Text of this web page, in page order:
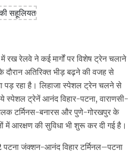
में रख रेलवे ने कई मार्गों पर विशेष ट्रेन चलाने
के दौरान अतिरिक्त भीड़ बढ़ने की वजह से
पड़ रहा है। लिहाजा स्पेशल ट्रेन चलने से
ये स्पेशल ट्रेनें आनंद विहार-पटना, वाराणसी-
टर्मिनस-बनारस और पुणे-गोरखपुर के
में आरक्षण की सुविधा भी शुरू कर दी गई है।
जंक्शन-आनंद विहार टर्मिनल–पटना